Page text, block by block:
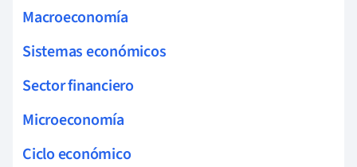
Macroeconomía
Sistemas económicos
Sector financiero
Microeconomía
Ciclo económico